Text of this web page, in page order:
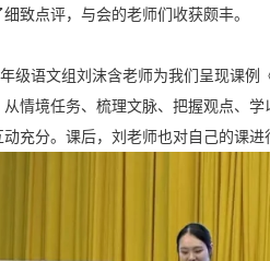
致点评，与会的老师们收获颇丰。
语文组刘沫含老师为我们呈现课例
情境任务、梳理文脉、把握观点、
充分。课后，刘老师也对自己的课进